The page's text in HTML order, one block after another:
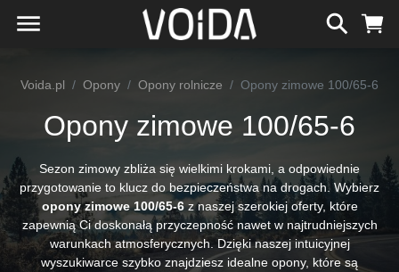
Voida.pl Opony Opony rolnicze Opony zimowe 100/65-6
Opony zimowe 100/65-6
Sezon zimowy zbliża się wielkimi krokami, a odpowiednie
przygotowanie to klucz do bezpieczeństwa na drogach. Wybierz
opony zimowe 100/65-6z naszej szerokiej oferty, które
zapewnią Ci doskonałą przyczepność nawet w najtrudniejszych
warunkach atmosferycznych. Dzięki naszej intuicyjnej
wyszukiwarce szybko znajdziesz idealne opony, które są